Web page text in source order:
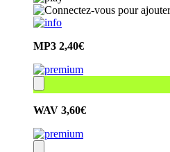
MP3 2,40€
WAV 3,60€